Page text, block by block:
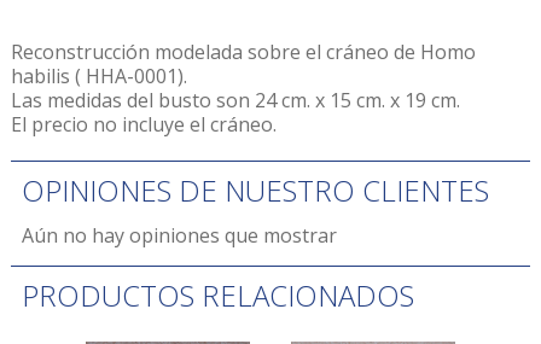
Reconstrucción modelada sobre el cráneo de Homo
habilis ( HHA-0001).
Las medidas del busto son 24 cm. x 15 cm. x 19 cm.
El precio no incluye el cráneo.
OPINIONES DE NUESTRO CLIENTES
Aún no hay opiniones que mostrar
PRODUCTOS RELACIONADOS